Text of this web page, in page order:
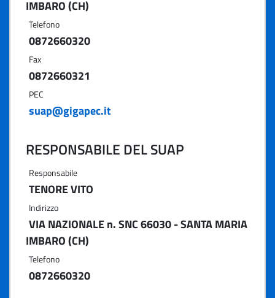
IMBARO (CH)
Telefono
0872660320
Fax
0872660321
PEC
suap@gigapec.it
RESPONSABILE DEL SUAP
Responsabile
TENORE VITO
Indirizzo
VIA NAZIONALE n. SNC 66030 - SANTA MARIA
IMBARO (CH)
Telefono
0872660320